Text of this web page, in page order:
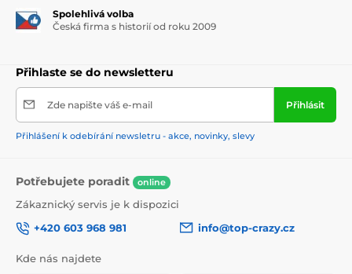
Spolehlivá volba
Česká firma s historií od roku 2009
Přihlaste se do newsletteru
Zde napište váš e-mail Přihlásit
Přihlášení k odebírání newsletru - akce, novinky, slevy
Potřebujete poradit online
Zákaznický servis je k dispozici
+420 603 968 981
info@top-crazy.cz
Kde nás najdete